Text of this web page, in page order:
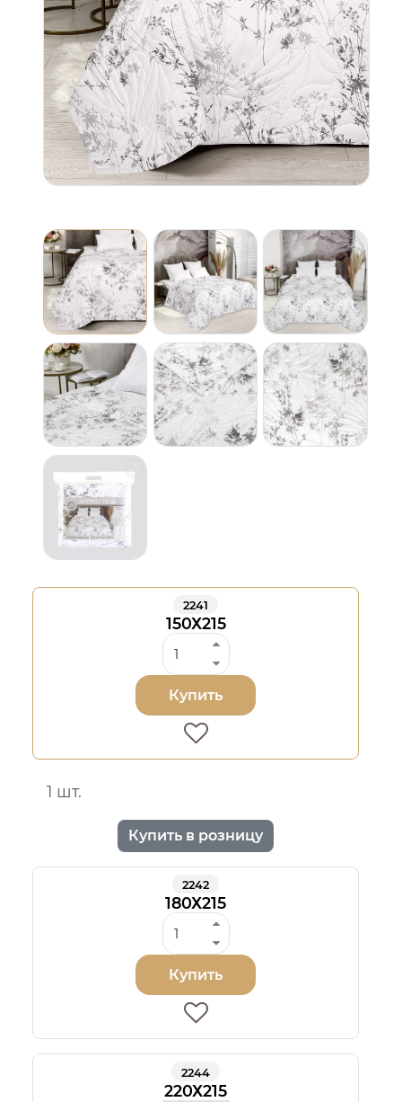
2241
150Х215
Купить
1 шт.
Купить в розницу
2242
180Х215
Купить
2244
220Х215